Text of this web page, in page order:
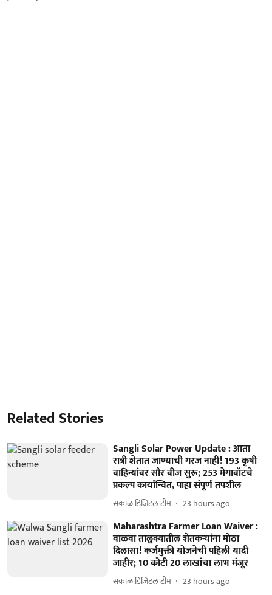
Related Stories
Sangli Solar Power Update : आता
रात्री शेतात जाण्याची गरज नाही! 193 कृषी
वाहिन्यांवर सौर वीज सुरू; 253 मेगावॉटचे
प्रकल्प कार्यान्वित, पाहा संपूर्ण तपशील
सकाळ डिजिटल टीम 23 hours ago
Maharashtra Farmer Loan Waiver :
वाळवा तालुक्यातील शेतकऱ्यांना मोठा
दिलासा! कर्जमुक्ती योजनेची पहिली यादी
जाहीर; 10 कोटी 20 लाखांचा लाभ मंजूर
सकाळ डिजिटल टीम 23 hours ago